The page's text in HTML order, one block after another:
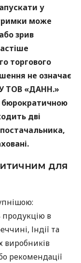
у
може
зрив
торгового
не означає
У ТОВ «ДАНН.»
бюрократичною
дві
для
продукцію в
Індії та
виробників
рекомендації